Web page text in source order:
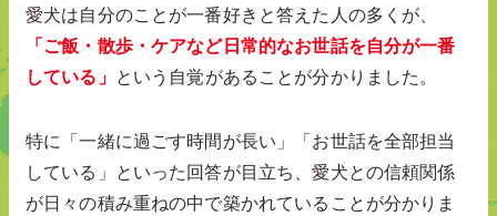
愛犬は自分のことが一番好きと答えた人の多くが、
「ご飯・散歩・ケアなど日常的なお世話を自分が一番
している」 という自覚があることが分かりました。
特に「一緒に過ごす時間が長い」「お世話を全部担当
している」といった回答が目立ち、愛犬との信頼関係
が日々の積み重ねの中で築かれていることが分かりま